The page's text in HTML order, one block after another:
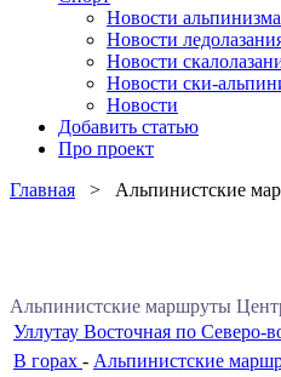
Новости альпинизма
Новости
Новости
Новости ски-
Новости
Добавить статью
Про проект
Главная > Альпинистские
Альпинистские маршруты
Уллутау Восточная по Северо-
В горах - Альпинистские